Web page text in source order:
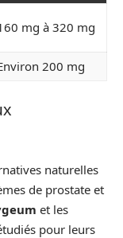
mg à 320 mg
200 mg
naturelles
de prostate et
et les
pour leurs